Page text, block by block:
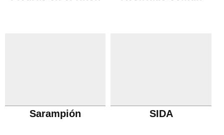
Sarampión SIDA